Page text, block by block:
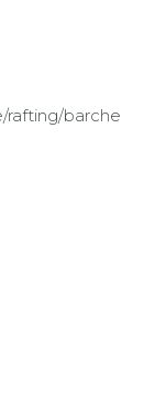
rafting/barche